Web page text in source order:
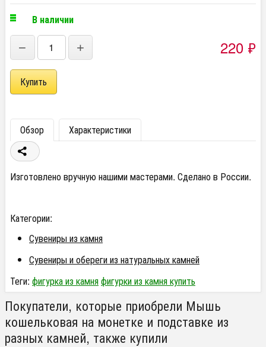
В наличии
− + 220 ₽
Обзор Характеристики
Изготовлено вручную нашими мастерами. Сделано в России.
Категории:
Сувениры из камня
Сувениры и обереги из натуральных камней
Теги: фигурка из камняфигурки из камня купить
Покупатели, которые приобрели Мышь
кошельковая на монетке и подставке из
разных камней, также купили